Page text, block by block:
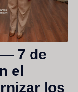
7 de
el
los